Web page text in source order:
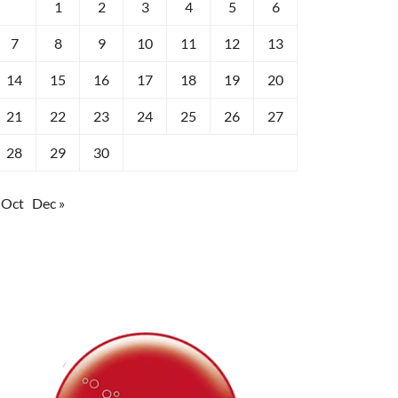
1 2 3 4 5 6
7 8 9 10 11 12 13
14 15 16 17 18 19 20
21 22 23 24 25 26 27
28 29 30
Oct Dec »